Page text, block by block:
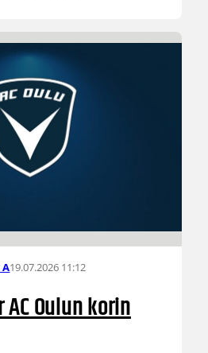
19.07.2026 11:12
Oulun korin